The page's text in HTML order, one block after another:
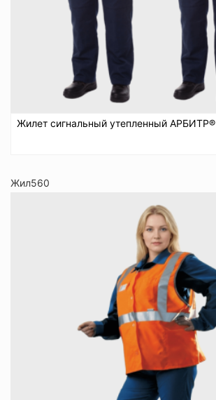
Жилет сигнальный утепленный АРБИТР®
Жил560